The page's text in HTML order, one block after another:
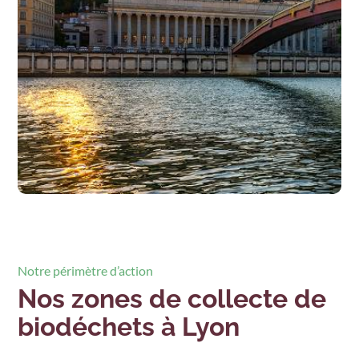
Notre périmètre d’action
Nos zones de collecte de
biodéchets à Lyon